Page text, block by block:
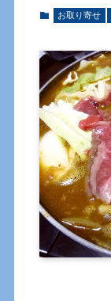
お取り寄せ